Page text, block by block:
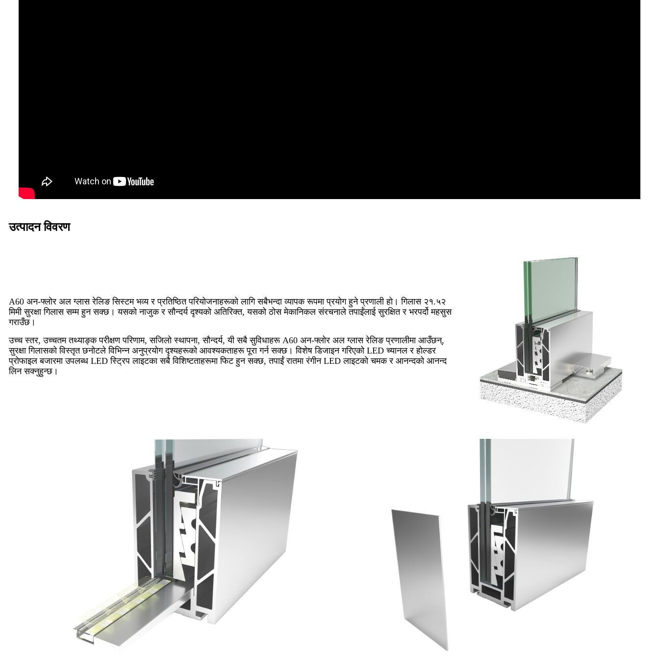
उत्पादन विवरण
A60 अन-फ्लोर अल ग्लास रेलिङ सिस्टम भव्य र प्रतिष्ठित परियोजनाहरूको लागि सबैभन्दा व्यापक रूपमा प्रयोग हुने प्रणाली हो। गिलास २१.५२
मिमी सुरक्षा गिलास सम्म हुन सक्छ। यसको नाजुक र सौन्दर्य दृश्यको अतिरिक्त, यसको ठोस मेकानिकल संरचनाले तपाईंलाई सुरक्षित र भरपर्दो महसुस
गराउँछ।
उच्च स्तर, उच्चतम तथ्याङ्क परीक्षण परिणाम, सजिलो स्थापना, सौन्दर्य, यी सबै सुविधाहरू A60 अन-फ्लोर अल ग्लास रेलिङ प्रणालीमा आउँछन्,
सुरक्षा गिलासको विस्तृत छनोटले विभिन्न अनुप्रयोग दृश्यहरूको आवश्यकताहरू पूरा गर्न सक्छ। विशेष डिजाइन गरिएको LED च्यानल र होल्डर
प्रोफाइल बजारमा उपलब्ध LED स्ट्रिप लाइटका सबै विशिष्टताहरूमा फिट हुन सक्छ, तपाईं रातमा रंगीन LED लाइटको चमक र आनन्दको आनन्द
लिन सक्नुहुन्छ।